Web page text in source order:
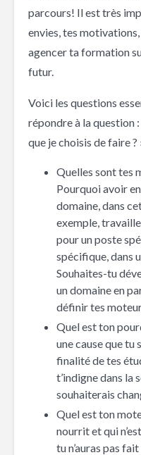
parcours! Il est très
envies, tes
agencer ta formation
futur.
Voici les questions
répondre à la question
que je choisis de faire ?
Quelles sont tes
Pourquoi avoir
domaine, dans
exemple,
pour un poste
spécifique, dans
Souhaites-tu
un domaine en
définir tes
Quel est ton
une cause que tu
finalité de tes
t’indigne dans la
souhaiterais
Quel est ton
nourrit et qui
tu n’auras pas